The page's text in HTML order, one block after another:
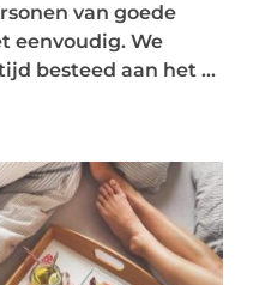
van goede
eenvoudig. We
besteed aan het ...